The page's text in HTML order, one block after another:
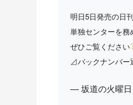
明日5日発売の日
単独センターを務
ぜひご覧ください
⊿バックナンバー
— 坂道の火曜日